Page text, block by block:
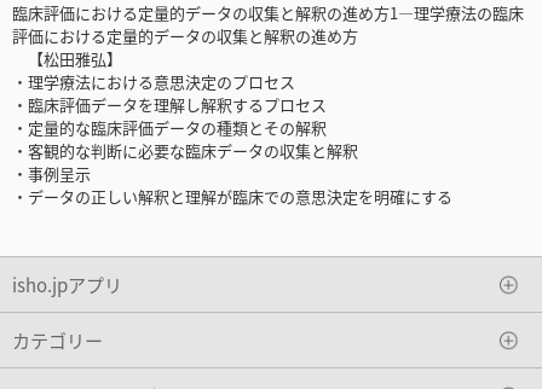
臨床評価における定量的データの収集と解釈の進め方1―理学療法の臨床
評価における定量的データの収集と解釈の進め方
【松田雅弘】
・理学療法における意思決定のプロセス
・臨床評価データを理解し解釈するプロセス
・定量的な臨床評価データの種類とその解釈
・客観的な判断に必要な臨床データの収集と解釈
・事例呈示
・データの正しい解釈と理解が臨床での意思決定を明確にする
isho.jpアプリ
カテゴリー